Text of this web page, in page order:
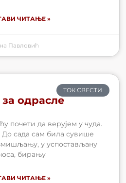
ЧИТАЊЕ »
Павловић
ТОК СВЕСТИ
за одрасле
почети да верујем у чуда.
До сада сам била сувише
у успостављану
бирању
ЧИТАЊЕ »